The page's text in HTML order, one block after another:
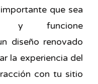
que sea
y funcione
diseño renovado
la experiencia del
con tu sitio